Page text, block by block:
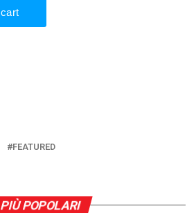
FEATURED
PIÙ POPOLARI